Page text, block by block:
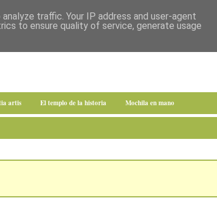
artis El templo de la historia Mochila en mano
traffic. Your IP address and user-agent
to ensure quality of service, generate usage